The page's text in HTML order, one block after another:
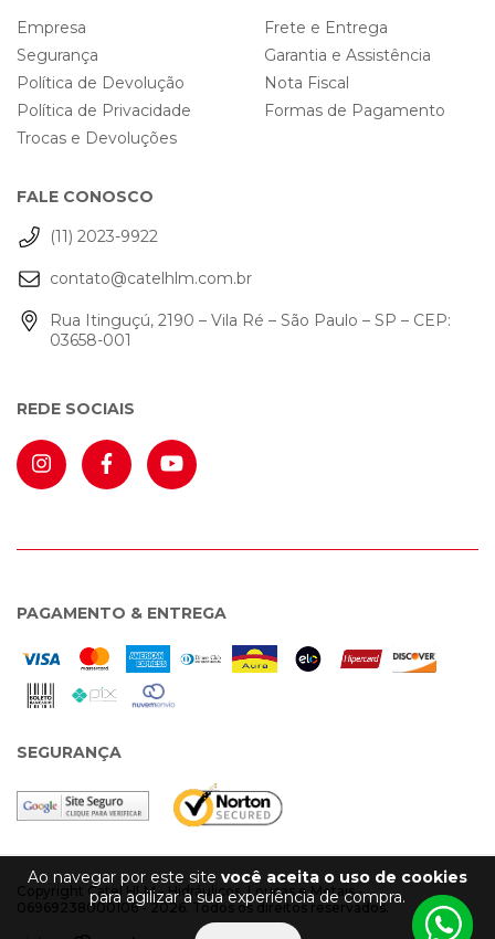
Ao navegar por este site você aceita o uso de cookies
para agilizar a sua experiência de compra.
Empresa
Segurança
Política de Devolução
Política de Privacidade
Trocas e Devoluções
Frete e Entrega
Garantia e Assistência
Nota Fiscal
Formas de Pagamento
FALE CONOSCO
(11) 2023-9922
contato@catelhlm.com.br
Rua Itinguçú, 2190 – Vila Ré – São Paulo – SP – CEP:
03658-001
REDE SOCIAIS
PAGAMENTO & ENTREGA
SEGURANÇA
Copyright Catel HLM - Hidráulicos, Louças e Metais -
06969238000106 - 2026. Todos os direitos reservados.